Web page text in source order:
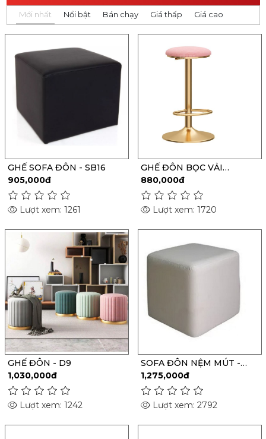
Mới nhất Nổi bật Bán chạy Giá thấp Giá cao
GHẾ SOFA ĐÔN - SB16
905,000đ
Lượt xem: 1261
GHẾ ĐÔN BỌC VẢI
NHUNG - S103
880,000đ
Lượt xem: 1720
GHẾ ĐÔN - D9
1,030,000đ
Lượt xem: 1242
SOFA ĐÔN NỆM MÚT -
DSP01
1,275,000đ
Lượt xem: 2792